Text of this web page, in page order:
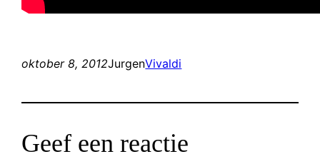
oktober 8, 2012JurgenVivaldi
Geef een reactie